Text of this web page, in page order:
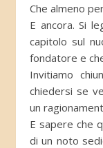
Che almeno
E ancora. Si
capitolo sul
fondatore e
Invitiamo
chiedersi se
un
E sapere che
di un noto